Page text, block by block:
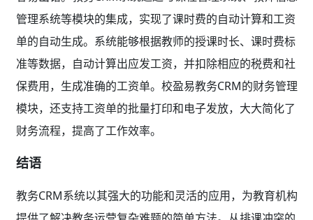
管理系统等模块的集成，实现了课时费的自动计算和工资
单的自动生成。系统能够根据教师的授课时长、课时费标
准等数据，自动计算出应发工资，并扣除相应的税费和社
保费用，生成准确的工资单。校盈易教务CRM的财务管理
模块，还支持工资单的批量打印和电子发放，大大简化了
财务流程，提高了工作效率。
结语
教务CRM系统以其强大的功能和灵活的应用，为教育机构